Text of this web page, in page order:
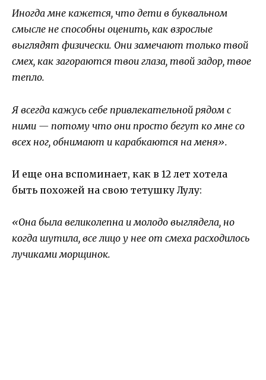
Иногда мне кажется, что дети в буквальном
смысле не способны оценить, как взрослые
выглядят физически. Они замечают только твой
смех, как загораются твои глаза, твой задор, твое
тепло.
Я всегда кажусь себе привлекательной рядом с
ними — потому что они просто бегут ко мне со
всех ног, обнимают и карабкаются на меня».
И еще она вспоминает, как в 12 лет хотела
быть похожей на свою тетушку Лулу:
«Она была великолепна и молодо выглядела, но
когда шутила, все лицо у нее от смеха расходилось
лучиками морщинок.